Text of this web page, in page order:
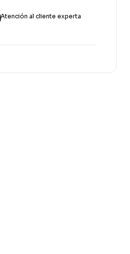
Atención al cliente experta